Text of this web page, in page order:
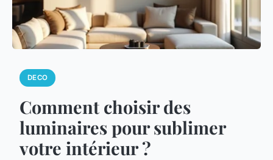
DECO
Comment choisir des
luminaires pour sublimer
votre intérieur ?